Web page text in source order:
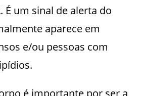
. É um sinal de alerta do
aparece em
e/ou pessoas com